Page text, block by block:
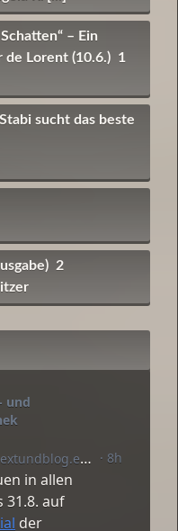
– Ein
de Lorent (10.6.) 1
sucht das beste
2